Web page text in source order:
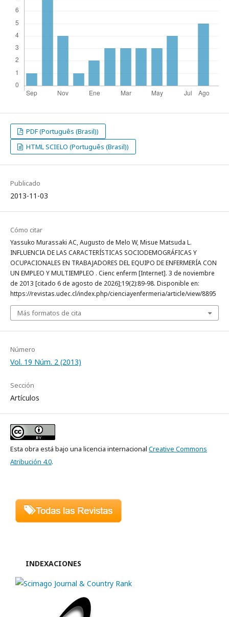
PDF (Português (Brasil))
HTML SCIELO (Português (Brasil))
Publicado
2013-11-03
Cómo citar
Yassuko Murassaki AC, Augusto de Melo W, Misue Matsuda L.
INFLUENCIA DE LAS CARACTERÍSTICAS SOCIODEMOGRÁFICAS Y
OCUPACIONALES EN TRABAJADORES DEL EQUIPO DE ENFERMERÍA CON
UN EMPLEO Y MULTIEMPLEO . Cienc enferm [Internet]. 3 de noviembre
de 2013 [citado 6 de agosto de 2026];19(2):89-98. Disponible en:
https://revistas.udec.cl/index.php/cienciayenfermeria/article/view/8895
Más formatos de cita
Número
Vol. 19 Núm. 2 (2013)
Sección
Artículos
Esta obra está bajo una licencia internacional Creative Commons
Atribución 4.0.
INDEXACIONES